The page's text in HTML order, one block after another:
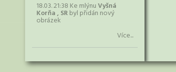
18.03. 21:38 Ke mlýnuVyšná
Korňa , SRbyl přidán nový
obrázek
Více...